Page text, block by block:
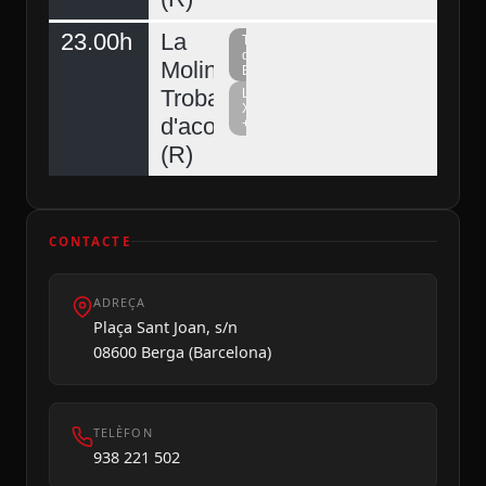
Diumenge 09
23.00h
La
Molina,
Trobada
d'acordionistes
(R)
Televisió
del
Berguedà
La
Xarxa
+
CONTACTE
ADREÇA
Plaça Sant Joan, s/n
08600 Berga (Barcelona)
TELÈFON
938 221 502